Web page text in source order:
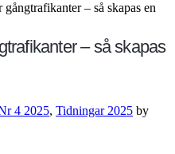
– så skapas en
– så skapas
4 2025, Tidningar 2025 by